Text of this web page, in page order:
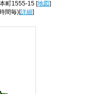
町1555-15 [地図]
間毎)[詳細]